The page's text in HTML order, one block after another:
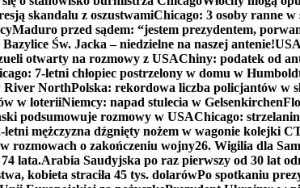
skandalu z oszustwamiChicago: 3 osoby ranne
Maduro przed sądem: “jestem prezydentem,
Św. Jacka – niedzielne na naszej antenie!
otwarty na rozmowy z USAChiny: podatek od
7-letni chłopiec postrzelony w domu w
River NorthPolska: rekordowa liczba policjantów w
w loteriiNiemcy: napad stulecia w Gelsenkirchen
podsumowuje rozmowy w USAChicago:
letni mężczyzna dźgnięty nożem w wagonie kolejki
rozmowach o zakończeniu wojny26. Wigilia dla
lata.Arabia Saudyjska po raz pierwszy od 30 lat
kobieta straciła 45 tys. dolarówPo spotkaniu